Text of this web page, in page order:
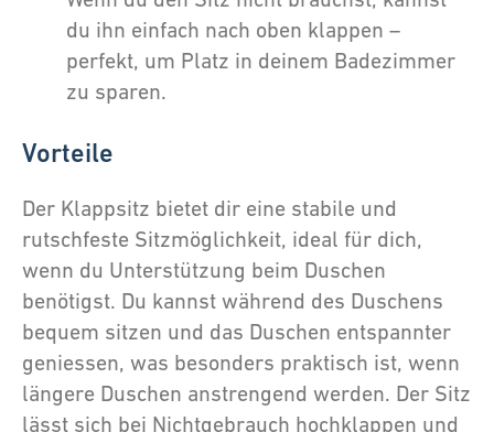
du ihn einfach nach oben klappen –
perfekt, um Platz in deinem Badezimmer
zu sparen.
Vorteile
Der Klappsitz bietet dir eine stabile und
rutschfeste Sitzmöglichkeit, ideal für dich,
wenn du Unterstützung beim Duschen
benötigst. Du kannst während des Duschens
bequem sitzen und das Duschen entspannter
geniessen, was besonders praktisch ist, wenn
längere Duschen anstrengend werden. Der Sitz
lässt sich bei Nichtgebrauch hochklappen und